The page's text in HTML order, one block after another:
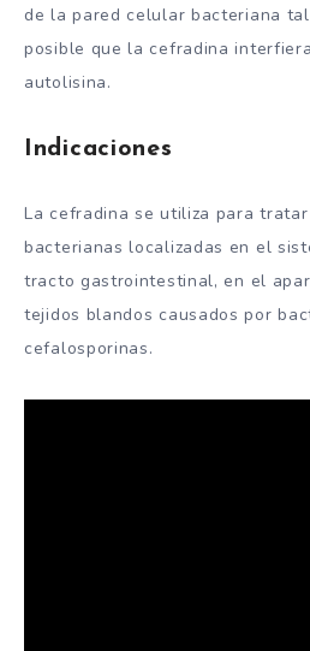
de la pared celular bacteriana
posible que la cefradina
autolisina.
Indicaciones
La cefradina se utiliza para
bacterianas localizadas en el
tracto gastrointestinal, en el
tejidos blandos causados ​​por
cefalosporinas.